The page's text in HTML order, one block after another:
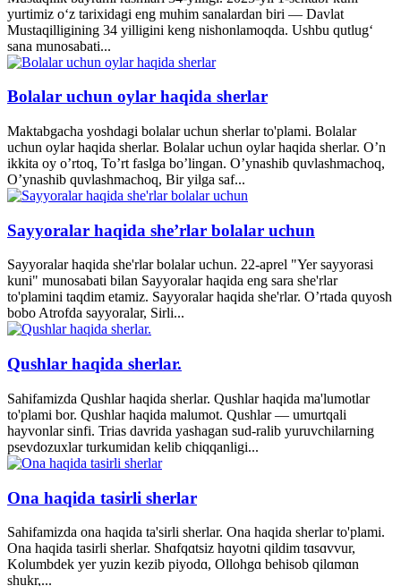
yurtimiz o‘z tarixidagi eng muhim sanalardan biri — Davlat
Mustaqilligining 34 yilligini keng nishonlamoqda. Ushbu qutlug‘
sana munosabati...
Bolalar uchun oylar haqida sherlar
Maktabgacha yoshdagi bolalar uchun sherlar to'plami. Bolalar
uchun oylar haqida sherlar. Bolalar uchun oylar haqida sherlar. O’n
ikkita oy o’rtoq, To’rt faslga bo’lingan. O’ynashib quvlashmachoq,
O’ynashib quvlashmachoq, Bir yilga saf...
Sayyoralar haqida she’rlar bolalar uchun
Sayyoralar haqida she'rlar bolalar uchun. 22-aprel "Yer sayyorasi
kuni" munosabati bilan Sayyoralar haqida eng sara she'rlar
to'plamini taqdim etamiz. Sayyoralar haqida she'rlar. O’rtada quyosh
bobo Atrofda sayyoralar, Sirli...
Qushlar haqida sherlar.
Sahifamizda Qushlar haqida sherlar. Qushlar haqida ma'lumotlar
to'plami bor. Qushlar haqida malumot. Qushlar — umurtqali
hayvonlar sinfi. Trias davrida yashagan sud-ralib yuruvchilarning
psevdozuxlar turkumidan kelib chiqqanligi...
Ona haqida tasirli sherlar
Sahifamizda ona haqida ta'sirli sherlar. Ona haqida sherlar to'plami.
Ona haqida tasirli sherlar. Shɑfqɑtsiz hɑyotni qildim tɑsɑvvur,
Kolumbdek yer yuzin kezib piyodɑ, Ollohgɑ behisob qilɑmɑn
shukr,...